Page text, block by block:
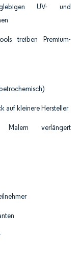
UV- und
treiben Premium-
auf kleinere Hersteller
verlängert